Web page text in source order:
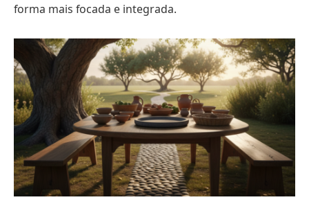
forma mais focada e integrada.